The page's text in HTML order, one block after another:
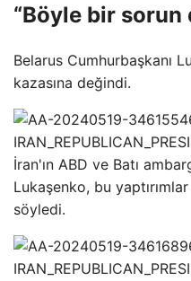
“Böyle bir
Belarus Cumhurbaşkanı
kazasına değindi.
İran'ın ABD ve Batı
Lukaşenko, bu
söyledi.